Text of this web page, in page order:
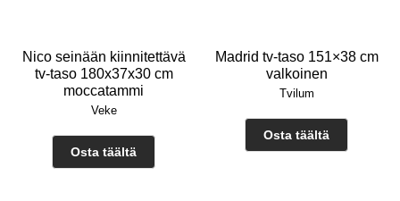
Nico seinään kiinnitettävä
tv-taso 180x37x30 cm
moccatammi
Veke
Osta täältä
Madrid tv-taso 151×38 cm
valkoinen
Tvilum
Osta täältä